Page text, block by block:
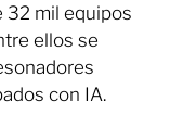
32 mil equipos
ellos se
con IA.